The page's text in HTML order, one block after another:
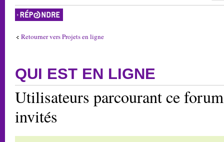
Répondre
Retourner vers Projets en ligne
QUI EST EN LIGNE
Utilisateurs parcourant ce
invités